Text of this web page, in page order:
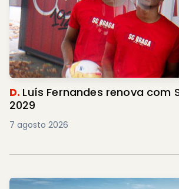
D. Luís Fernandes renova com
2029
7 agosto 2026